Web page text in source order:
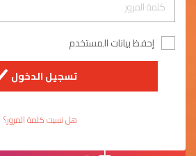
إحفظ بيانات المستخدم
تسجيل الدخول
هل نسيت كلمة المرور؟